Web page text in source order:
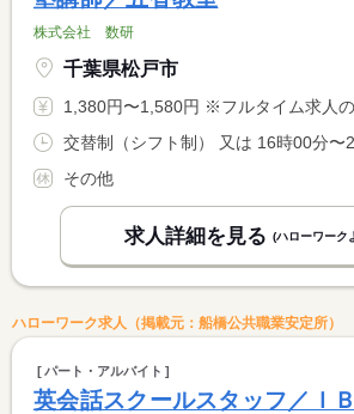
株式会社 数研
千葉県松戸市
1,380円〜1,580円 ※フルタイム求人の場合は月額（換算額）、パート求人の
その他
求人詳細を見る (ハローワーク
ハローワーク求人（掲載元：船橋公共職業安定所）
パート・アルバイト
英会話スクールスタッフ／Ｉ